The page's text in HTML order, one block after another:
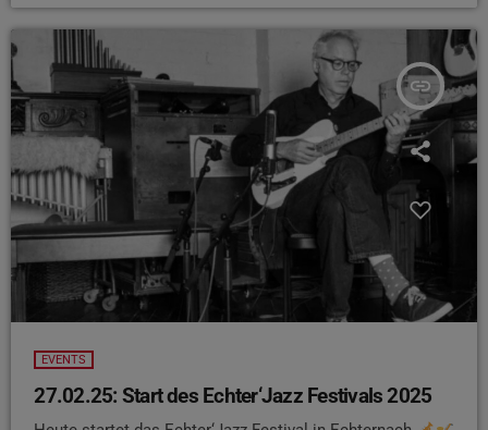
insert_link
EVENTS
27.02.25: Start des Echter‘Jazz Festivals 2025